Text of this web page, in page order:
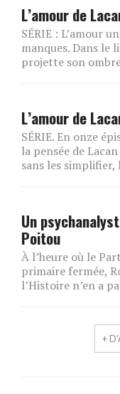
L’amour de
SÉRIE : L’amour
manques. Dans le
projette son
L’amour de
SÉRIE. En onze
la pensée de
sans les
Un
Poitou
À l’heure où le
primaire fermée,
l’Histoire n’en a
+